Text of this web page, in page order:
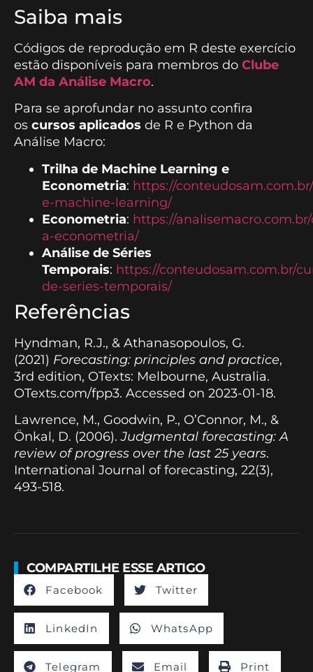
Saiba mais
Códigos de reprodução em R deste exercício
estão disponíveis para membros do Clube
AM da Análise Macro.
Para se aprofundar no assunto confira
os cursos aplicados de R e Python da
Análise Macro:
Trilha de Machine Learning e
Econometria: https://
e-machine-learning/
Econometria: https://
a-econometria/
Análise de Séries
Temporais: https://conteudosam.com.br/
de-series-temporais/
Referências
Hyndman, R.J., & Athanasopoulos, G.
(2021) Forecasting: principles and practice,
3rd edition, OTexts: Melbourne, Australia.
OTexts.com/fpp3. Accessed on 2023-01-18.
Lawrence, M., Goodwin, P., O’Connor, M., &
Önkal, D. (2006).Judgmental forecasting: A
review of progress over the last 25 years.
International Journal of forecasting, 22(3),
493-518.
COMPARTILHE ESSE ARTIGO
Facebook Twitter
LinkedIn WhatsApp
Telegram Email Print